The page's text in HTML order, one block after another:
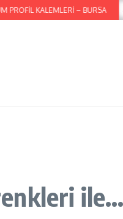
KALEMLERİ – BURSA
ile…